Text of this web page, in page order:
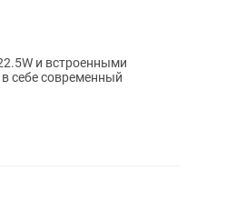
и встроенными